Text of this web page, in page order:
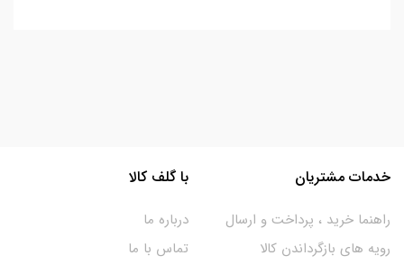
خدمات مشتریان
راهنما خرید ، پرداخت و ارسال
رویه های بازگرداندن کالا
با گلف کالا
درباره ما
تماس با ما